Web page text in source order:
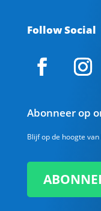
Follow Social
Abonneer op
Blijf op de hoogte